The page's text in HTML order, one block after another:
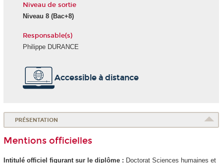
Niveau de sortie
Niveau 8 (Bac+8)
Responsable(s)
Philippe DURANCE
Accessible à distance
PRÉSENTATION
Mentions officielles
Intitulé officiel figurant sur le diplôme : Doctorat Sciences humaines et